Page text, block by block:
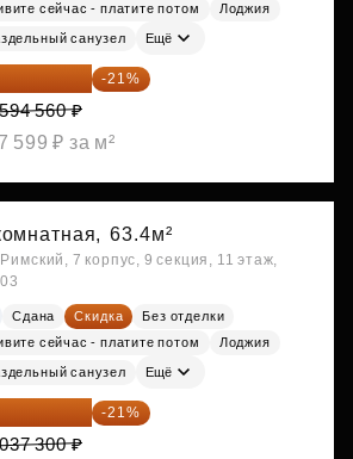
сейчас - платите потом
Лоджия
санузел Ещё
109 702 ₽ -21%
560 ₽
599 ₽ за м²
63.4м²
7 корпус, 9 секция, 11 этаж,
Сдана Скидка
Без отделки
сейчас - платите потом
Лоджия
санузел Ещё
249 467 ₽ -21%
300 ₽